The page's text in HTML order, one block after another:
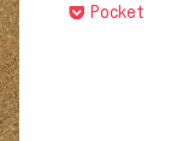
Pocket